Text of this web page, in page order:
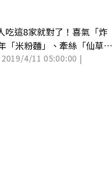
吃這8家就對了！喜氣「炸
「米粉麵」、牽絲「仙草刨
4/11 05:00:00 |